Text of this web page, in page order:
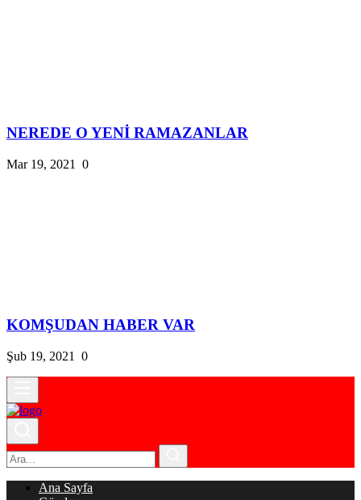
NEREDE O YENİ RAMAZANLAR
Mar 19, 2021 0
KOMŞUDAN HABER VAR
Şub 19, 2021 0
Ana Sayfa